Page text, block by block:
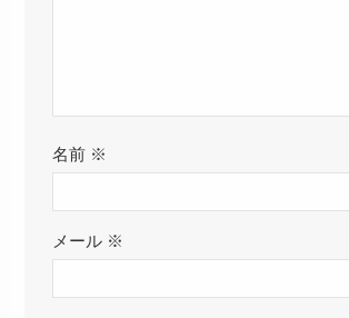
名前 ※
メール ※